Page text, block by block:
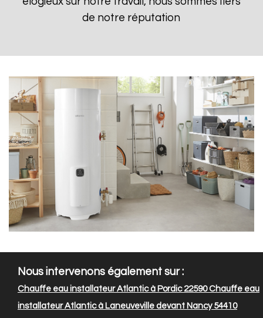
de notre réputation
Nous intervenons également sur :
Chauffe eau installateur Atlantic à Pordic 22590Chauffe eau
installateur Atlantic à Laneuveville devant Nancy 54410